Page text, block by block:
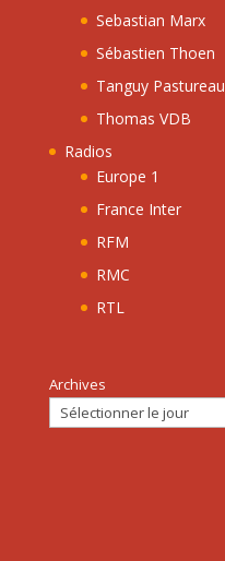
Sebastian Marx
Sébastien Thoen
Tanguy Pastureau
Thomas VDB
Radios
Europe 1
France Inter
RFM
RMC
RTL
Archives